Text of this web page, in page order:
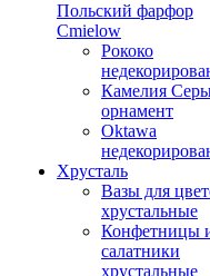
Польский фарфор
Сmielow
Рококо
Камелия
орнамент
Oktawa
Хрусталь
Вазы для
хрустальные
Конфетницы
салатники
хрустальные